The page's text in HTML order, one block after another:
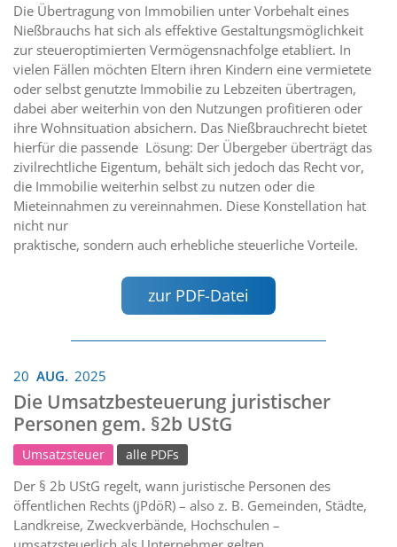
Die Übertragung von Immobilien unter Vorbehalt eines
Nießbrauchs hat sich als effektive Gestaltungsmöglichkeit
zur steueroptimierten Vermögensnachfolge etabliert. In
vielen Fällen möchten Eltern ihren Kindern eine vermietete
oder selbst genutzte Immobilie zu Lebzeiten übertragen,
dabei aber weiterhin von den Nutzungen profitieren oder
ihre Wohnsituation absichern. Das Nießbrauchrecht bietet
hierfür die passende Lösung: Der Übergeber überträgt das
zivilrechtliche Eigentum, behält sich jedoch das Recht vor,
die Immobilie weiterhin selbst zu nutzen oder die
Mieteinnahmen zu vereinnahmen. Diese Konstellation hat
nicht nur
praktische, sondern auch erhebliche steuerliche Vorteile.
zur PDF-Datei
20 AUG. 2025
Die Umsatzbesteuerung juristischer
Personen gem. §2b UStG
Umsatzsteuer alle PDFs
Der § 2b UStG regelt, wann juristische Personen des
öffentlichen Rechts (jPdöR) – also z. B. Gemeinden, Städte,
Landkreise, Zweckverbände, Hochschulen –